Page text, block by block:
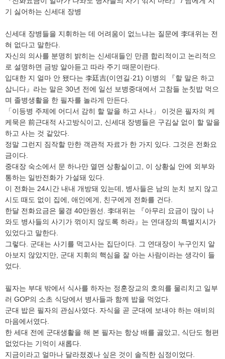
기 싫어하는 신세대 장병
신세대 장병들을 지휘하는 데 어려움이 없느냐는 질문에 李대위는 전
혀 없다고 말한다.
자신의 의사를 분명히 밝히는 신세대들인 만큼 합리적이고 논리적으
로 설명하면 금방 알아듣고 따라 주기 때문이란다.
입대한 지 얼마 안 됐다는 李廷吉(이연길·21) 이병의 『할 말은 하고
삽니다』라는 말은 30년 전에 일선 보병중대에서 고참들 눈칫밥 먹으
며 졸병생활을 한 필자를 놀라게 만든다.
「이등병 주제에 어디서 감히 할 말을 하고 사나」 이것은 필자의 케
케묵은 前근대적 사고방식이고, 신세대 장병들은 구김살 없이 할 말을
하고 사는 것 같았다.
정말 그런지 짐작할 만한 객관적 자료가 한 가지 있다. 그것은 전화요
금이다.
중대장 숙소에서 문 하나만 열면 상황실이고, 이 상황실 안에 외부와
통하는 일반전화가 가설돼 있다.
이 전화는 24시간 내내 개방돼 있는데, 병사들은 남의 눈치 보지 않고
시도 때도 없이 집에, 애인에게, 친구에게 전화를 건다.
한달 전화요금은 물경 40만원선. 李대위는 『아무리 요금이 많이 나
와도 병사들의 사기가 꺾이지 않도록 하라』는 연대장의 특별지시가
있었다고 말한다.
그렇다. 군대는 사기를 먹고사는 집단이다. 그 연대장이 누구인지 알
아보지 않았지만, 군대 지휘의 핵심을 잘 아는 사람이라는 생각이 들
었다.
필자는 부대 밖에서 식사를 하자는 정훈장교의 호의를 물리치고 일부
러 GOP의 소초 식당에서 병사들과 함께 밥을 먹었다.
군대 밥은 필자의 관심사였다. 자식을 곧 군대에 보내야 하는 애비의
마음에서였다.
한 세대 전에 군대생활을 해 본 필자는 항상 배를 곯았고, 식단도 형편
없었다는 기억이 새롭다.
지금이라고 얼마나 달라졌겠나 싶은 것이 솔직한 심정이었다.